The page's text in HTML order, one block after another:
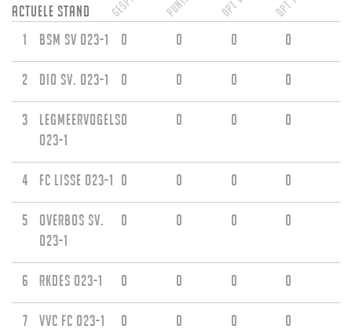
Actuele stand DPT T
1 BSM sv O23-1 0 0 0 0
2 DIO sv. O23-1 0 0 0 0
3
Legmeervogels
O23-1
0 0 0 0
4 FC Lisse O23-1 0 0 0 0
5
Overbos sv.
O23-1
0 0 0 0
6 RKDES O23-1 0 0 0 0
7 VVC fc O23-1 0 0 0 0